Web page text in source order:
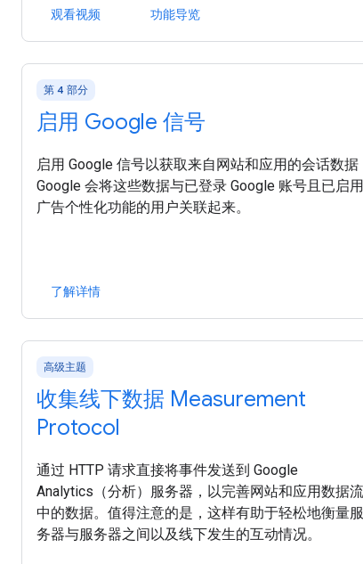
观看视频
功能导览
第 4 部分
启用 Google 信号
启用 Google 信号以获取来自网站和应用的会话数据
Google 会将这些数据与已登录 Google 账号且已启用
广告个性化功能的用户关联起来。
了解详情
高级主题
收集线下数据 Measurement
Protocol
通过 HTTP 请求直接将事件发送到 Google
Analytics（分析）服务器，以完善网站和应用数据流
中的数据。值得注意的是，这样有助于轻松地衡量服
务器与服务器之间以及线下发生的互动情况。